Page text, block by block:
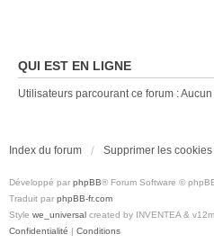
QUI EST EN LIGNE
Utilisateurs parcourant ce forum :
Index du forum Supprimer les cookies
Développé par phpBB® Forum Software ©
Traduit par phpBB-fr.com
Style we_universal created by INVENTEA &
Confidentialité | Conditions